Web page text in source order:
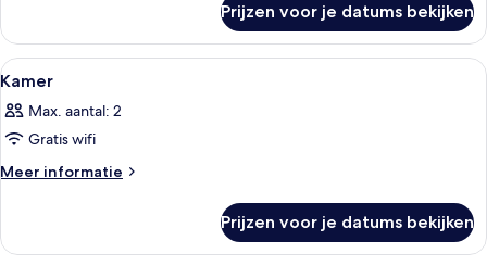
Prijzen voor je datums bekijken
Alle
foto's
voor
Kamer
laden
Een net opgemaakt bed met
1
Kamer
Max. aantal: 2
Gratis wifi
Meer informatie
Meer
Prijzen voor je datums bekijken